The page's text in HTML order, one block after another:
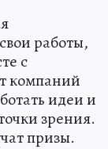
работы,
с
компаний
идеи и
зрения.
призы.